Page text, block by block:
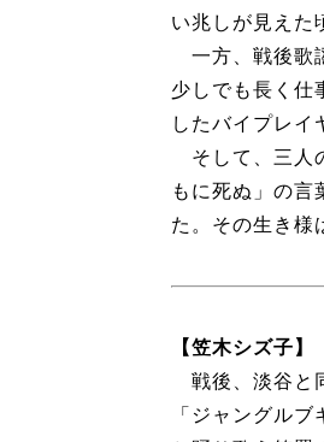
い兆しが見えた
一方、戦後歌
少しでも長く仕
したバイプレイ
そして、三人
もに死ぬ」の言
た。その生き様
【笠木シズ子】
戦後、淡谷と
「ジャングル